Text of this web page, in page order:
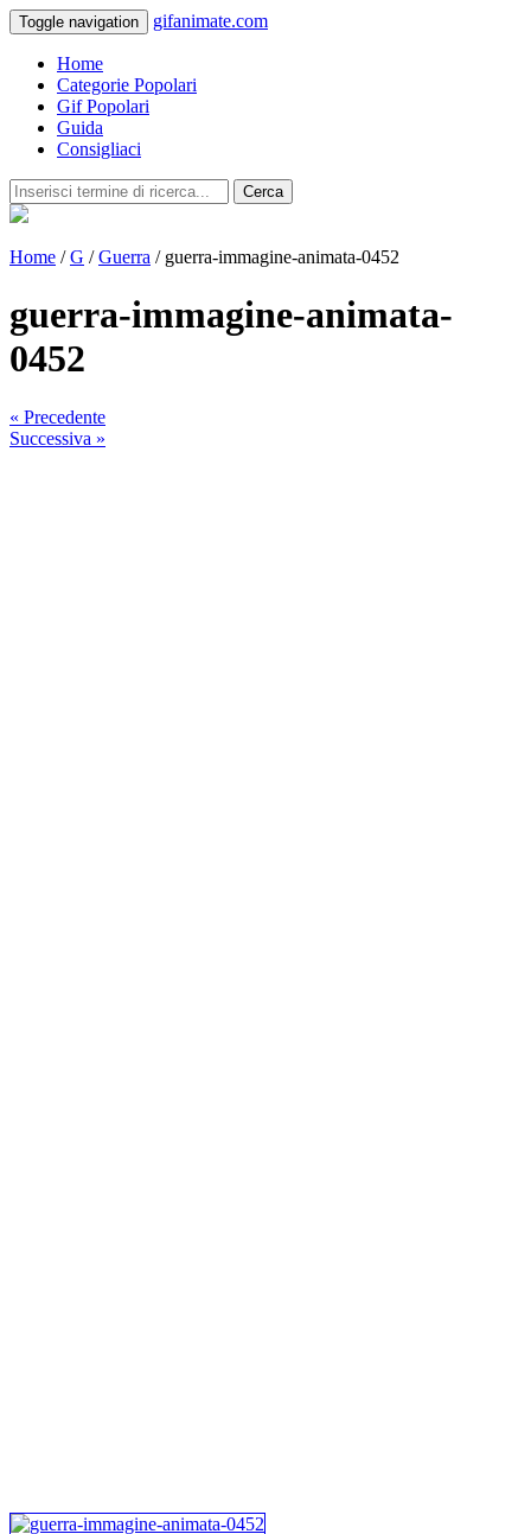
Toggle navigation gifanimate.com
Home
Categorie Popolari
Gif Popolari
Guida
Consigliaci
Cerca
Home /G /Guerra / guerra-immagine-animata-0452
guerra-immagine-animata-
0452
« Precedente
Successiva »